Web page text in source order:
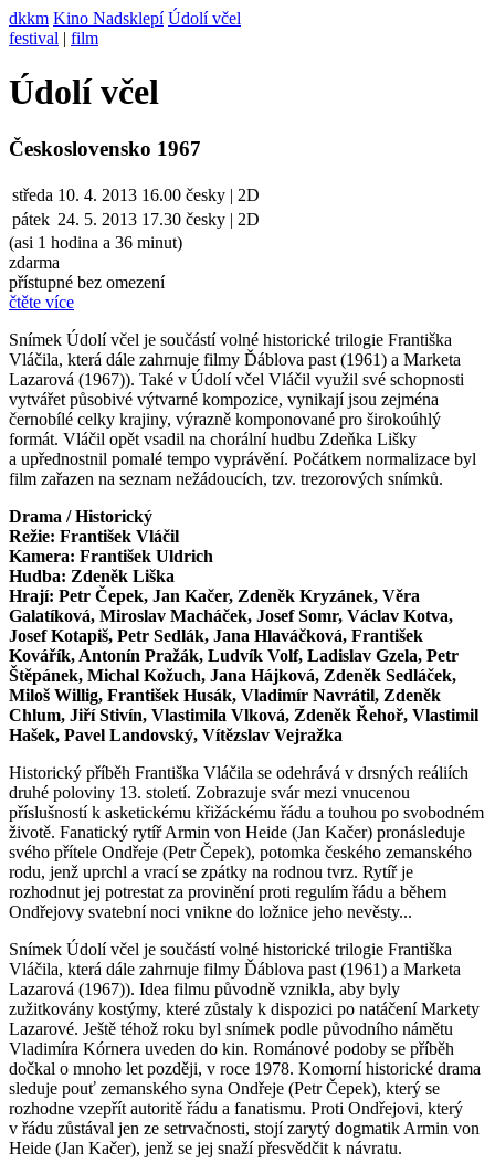
dkkm Kino Nadsklepí Údolí včel
festival | film
Údolí včel
Československo 1967
středa 10. 4. 2013 16.00 česky | 2D
pátek 24. 5. 2013 17.30 česky | 2D
(asi 1 hodina a 36 minut)
zdarma
přístupné bez omezení
čtěte více
Snímek Údolí včel je součástí volné historické trilogie Františka
Vláčila, která dále zahrnuje filmy Ďáblova past (1961) a Marketa
Lazarová (1967)). Také v Údolí včel Vláčil využil své schopnosti
vytvářet působivé výtvarné kompozice, vynikají jsou zejména
černobílé celky krajiny, výrazně komponované pro širokoúhlý
formát. Vláčil opět vsadil na chorální hudbu Zdeňka Lišky
a upřednostnil pomalé tempo vyprávění. Počátkem normalizace byl
film zařazen na seznam nežádoucích, tzv. trezorových snímků.
Drama / Historický
Režie: František Vláčil
Kamera: František Uldrich
Hudba: Zdeněk Liška
Hrají: Petr Čepek, Jan Kačer, Zdeněk Kryzánek, Věra
Galatíková, Miroslav Macháček, Josef Somr, Václav Kotva,
Josef Kotapiš, Petr Sedlák, Jana Hlaváčková, František
Kovářík, Antonín Pražák, Ludvík Volf, Ladislav Gzela, Petr
Štěpánek, Michal Kožuch, Jana Hájková, Zdeněk Sedláček,
Miloš Willig, František Husák, Vladimír Navrátil, Zdeněk
Chlum, Jiří Stivín, Vlastimila Vlková, Zdeněk Řehoř, Vlastimil
Hašek, Pavel Landovský, Vítězslav Vejražka
Historický příběh Františka Vláčila se odehrává v drsných reáliích
druhé poloviny 13. století. Zobrazuje svár mezi vnucenou
příslušností k asketickému křižáckému řádu a touhou po svobodném
životě. Fanatický rytíř Armin von Heide (Jan Kačer) pronásleduje
svého přítele Ondřeje (Petr Čepek), potomka českého zemanského
rodu, jenž uprchl a vrací se zpátky na rodnou tvrz. Rytíř je
rozhodnut jej potrestat za provinění proti regulím řádu a během
Ondřejovy svatební noci vnikne do ložnice jeho nevěsty...
Snímek Údolí včel je součástí volné historické trilogie Františka
Vláčila, která dále zahrnuje filmy Ďáblova past (1961) a Marketa
Lazarová (1967)). Idea filmu původně vznikla, aby byly
zužitkovány kostýmy, které zůstaly k dispozici po natáčení Markety
Lazarové. Ještě téhož roku byl snímek podle původního námětu
Vladimíra Kórnera uveden do kin. Románové podoby se příběh
dočkal o mnoho let později, v roce 1978. Komorní historické drama
sleduje pouť zemanského syna Ondřeje (Petr Čepek), který se
rozhodne vzepřít autoritě řádu a fanatismu. Proti Ondřejovi, který
v řádu zůstával jen ze setrvačnosti, stojí zarytý dogmatik Armin von
Heide (Jan Kačer), jenž se jej snaží přesvědčit k návratu.